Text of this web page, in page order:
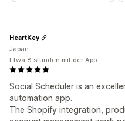
Social Scheduler is an
automation app.
The Shopify integration,
HeartKey
Japan
Etwa 8 stunden mit der App